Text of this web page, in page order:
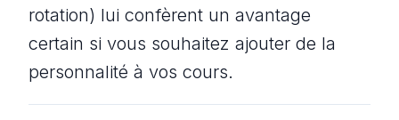
rotation) lui confèrent un avantage
certain si vous souhaitez ajouter de la
personnalité à vos cours.